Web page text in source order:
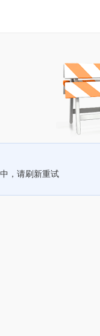
，请刷新重试